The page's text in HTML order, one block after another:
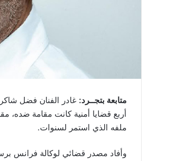
متابعة بتجــرد: غادر الفنان فضل
أربع قضايا أمنية كانت مقامة
ملفه الذي استمر لسنوات.
وأفاد مصدر قضائي لوكالة فرانس